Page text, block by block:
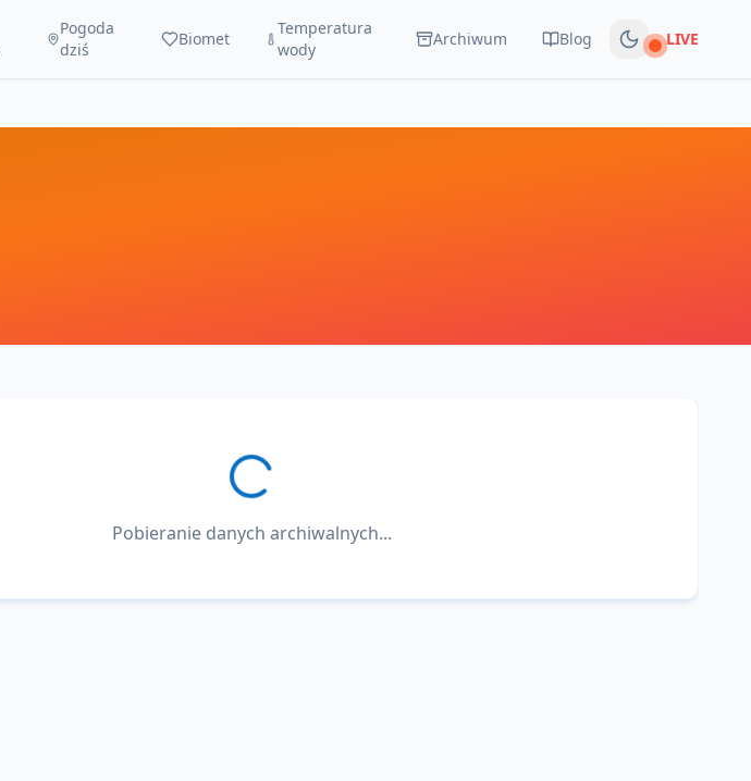
Pogoda
dziś
Biomet
Temperatura
wody
Archiwum Blog Na żywo
LIVE
Pobieranie danych archiwalnych...